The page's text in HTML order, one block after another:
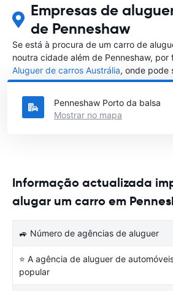
Empresas de
de Penneshaw
Se está à procura de um carro de
noutra cidade além de Penneshaw, por
Aluguer de carros Austrália, onde pode
cidade em Austrália que gostaria de
Penneshaw Porto da balsa
Mostrar no mapa
Informação actualizada
alugar um carro em
🚙 Número de agências de aluguer
⭐ A agência de aluguer de
popular